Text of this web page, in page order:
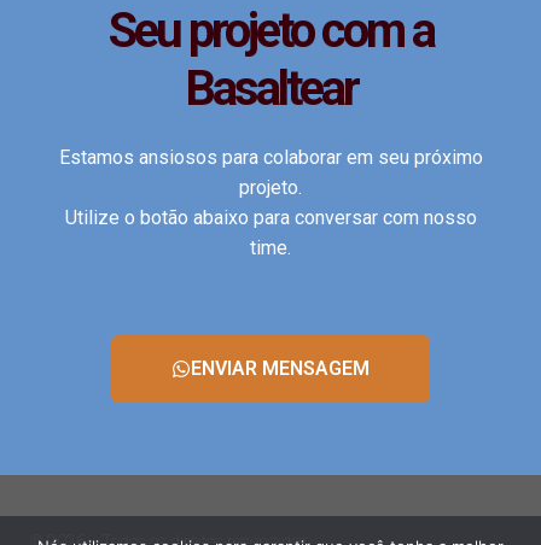
Seu projeto com a
Basaltear
Estamos ansiosos para colaborar em seu próximo
projeto.
Utilize o botão abaixo para conversar com nosso
time.
ENVIAR MENSAGEM
© 2026 - Todos os direitos reservados.